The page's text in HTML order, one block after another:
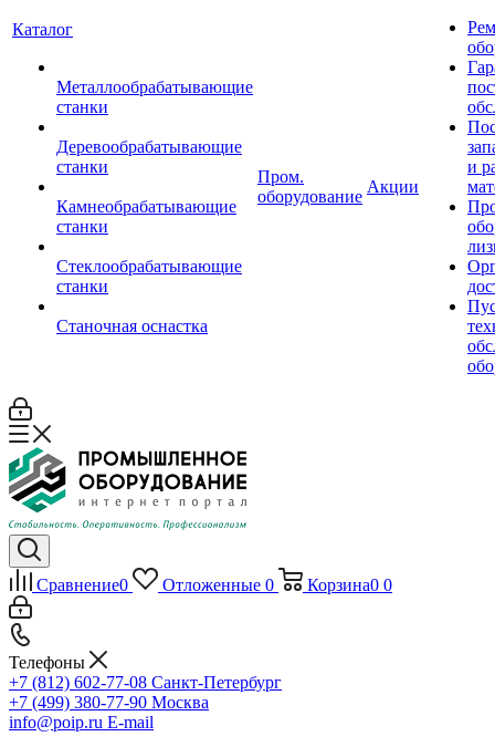
Каталог
Металлообрабатывающие
станки
Деревообрабатывающие
станки
Камнеобрабатывающие
станки
Стеклообрабатывающие
станки
Станочная оснастка
Пром.
оборудование
Акции
и
Сравнение0 Отложенные 0 Корзина0 0
Телефоны
+7 (812) 602-77-08 Санкт-Петербург
+7 (499) 380-77-90 Москва
info@poip.ru E-mail